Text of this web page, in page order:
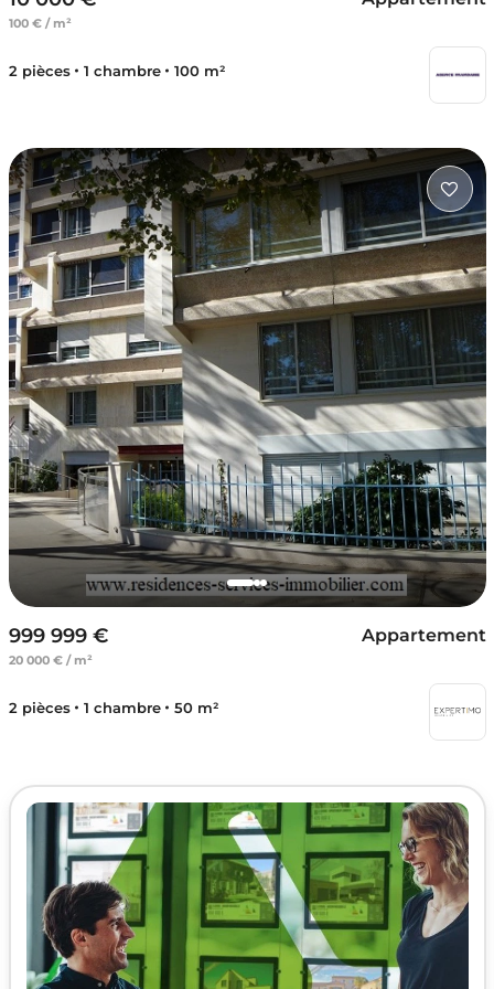
100 € / m²
2 pièces 1 chambre 100 m²
999 999 €
20 000 € / m²
Appartement
2 pièces 1 chambre 50 m²